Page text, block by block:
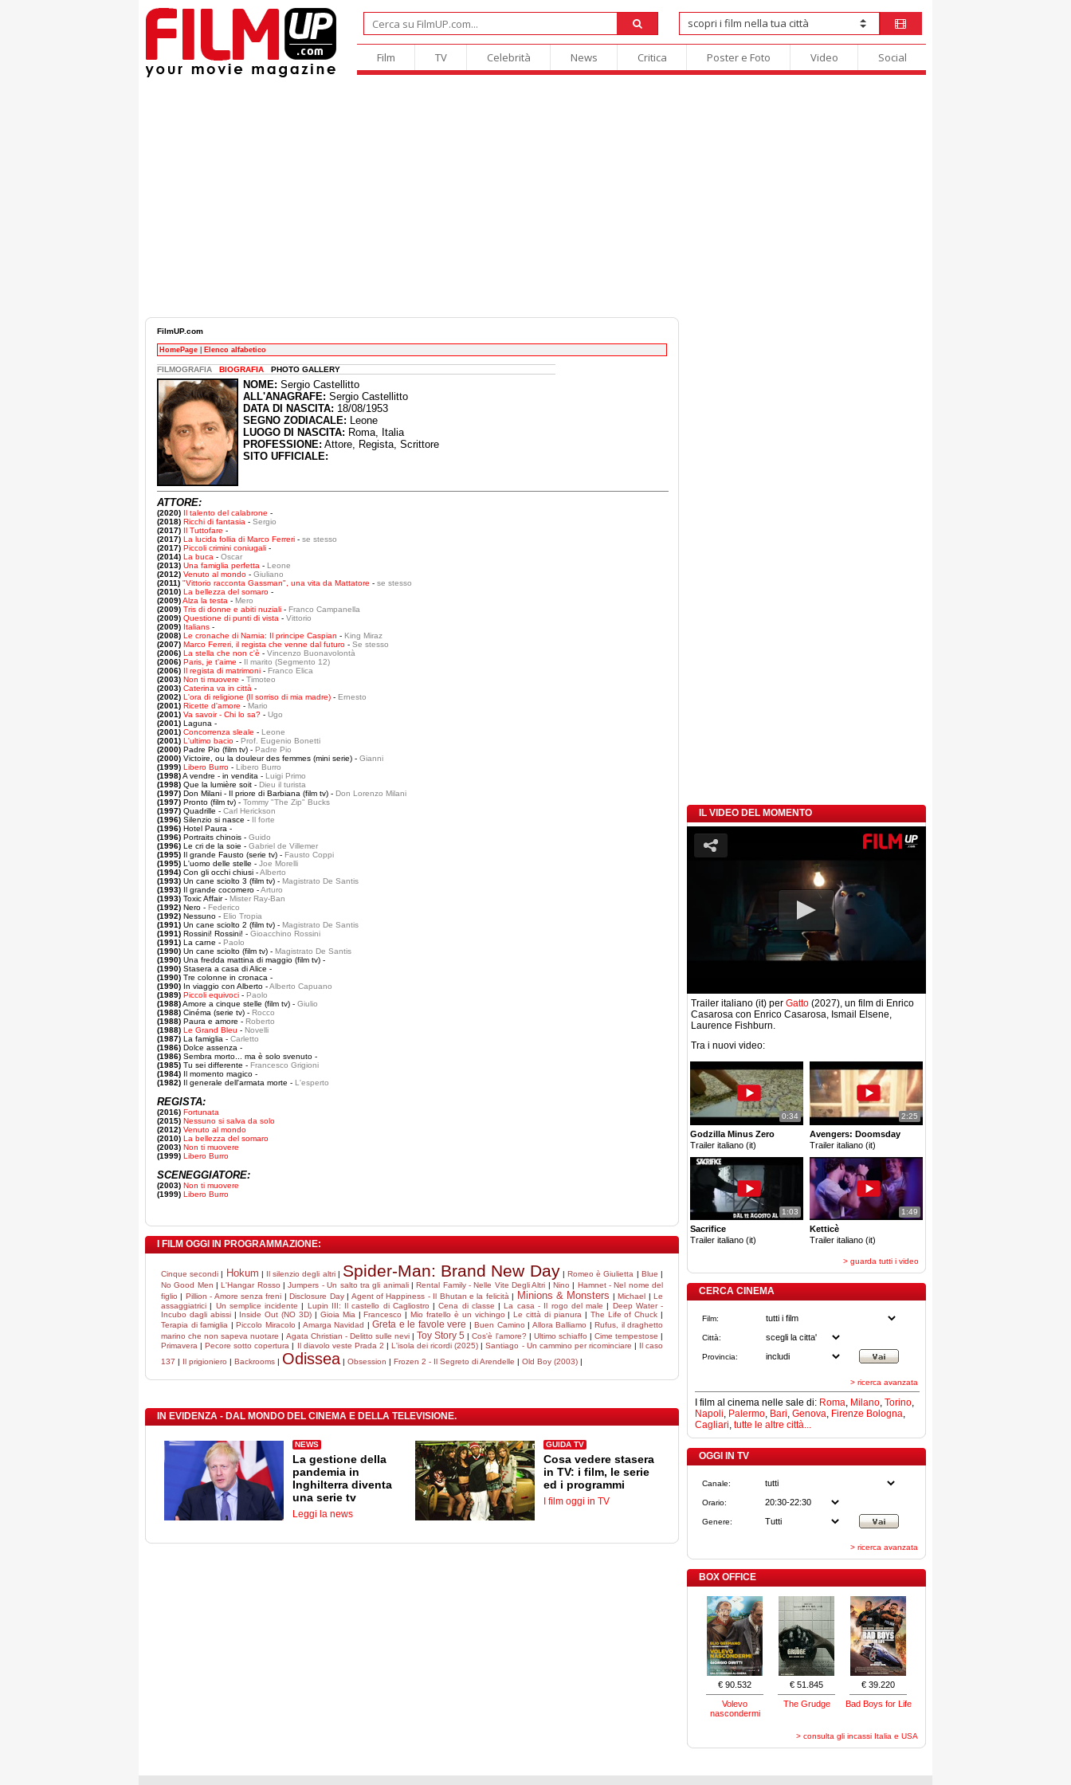
Film TV Celebrità News Critica Poster e Foto Video Social
FilmUP.com
HomePage Elenco alfabetico
FILMOGRAFIA BIOGRAFIA PHOTO GALLERY
NOME: Sergio Castellitto
ALL'ANAGRAFE: Sergio Castellitto
DATA DI NASCITA: 18/08/1953
SEGNO ZODIACALE: Leone
LUOGO DI NASCITA: Roma, Italia
PROFESSIONE: Attore, Regista, Scrittore
SITO UFFICIALE:
ATTORE:
(2020) Il talento del calabrone -
(2018) Ricchi di fantasia - Sergio
(2017) Il Tuttofare -
(2017) La lucida follia di Marco Ferreri - se stesso
(2017) Piccoli crimini coniugali -
(2014) La buca - Oscar
(2013) Una famiglia perfetta - Leone
(2012) Venuto al mondo - Giuliano
(2011) "Vittorio racconta Gassman", una vita da Mattatore - se stesso
(2010) La bellezza del somaro -
(2009)Alza la testa - Mero
(2009) Tris di donne e abiti nuziali - Franco Campanella
(2009) Questione di punti di vista - Vittorio
(2009) Italians -
(2008) Le cronache di Narnia: Il principe Caspian - King Miraz
(2007) Marco Ferreri, il regista che venne dal futuro - Se stesso
(2006) La stella che non c'è - Vincenzo Buonavolontà
(2006) Paris, je t'aime - Il marito (Segmento 12)
(2006) Il regista di matrimoni - Franco Elica
(2003) Non ti muovere - Timoteo
(2003) Caterina va in città -
(2002) L'ora di religione (Il sorriso di mia madre) - Ernesto
(2001) Ricette d'amore - Mario
(2001) Va savoir - Chi lo sa? - Ugo
(2001) Laguna -
(2001) Concorrenza sleale - Leone
(2001) L'ultimo bacio - Prof. Eugenio Bonetti
(2000) Padre Pio (film tv) - Padre Pio
(2000) Victoire, ou la douleur des femmes (mini serie) - Gianni
(1999) Libero Burro - Libero Burro
(1998)A vendre - in vendita - Luigi Primo
(1998) Que la lumière soit - Dieu il turista
(1997) Don Milani - Il priore di Barbiana (film tv) - Don Lorenzo Milani
(1997) Pronto (film tv) - Tommy "The Zip" Bucks
(1997) Quadrille - Carl Herickson
(1996) Silenzio si nasce - Il forte
(1996) Hotel Paura -
(1996) Portraits chinois - Guido
(1996) Le cri de la soie - Gabriel de Villemer
(1995) Il grande Fausto (serie tv) - Fausto Coppi
(1995) L'uomo delle stelle - Joe Morelli
(1994) Con gli occhi chiusi -Alberto
(1993) Un cane sciolto 3 (film tv) - Magistrato De Santis
(1993) Il grande cocomero -Arturo
(1993) Toxic Affair - Mister Ray-Ban
(1992) Nero - Federico
(1992) Nessuno - Elio Tropia
(1991) Un cane sciolto 2 (film tv) - Magistrato De Santis
(1991) Rossini! Rossini! - Gioacchino Rossini
(1991) La carne - Paolo
(1990) Un cane sciolto (film tv) - Magistrato De Santis
(1990) Una fredda mattina di maggio (film tv) -
(1990) Stasera a casa di Alice -
(1990) Tre colonne in cronaca -
(1990) In viaggio con Alberto -Alberto Capuano
(1989) Piccoli equivoci - Paolo
(1988)Amore a cinque stelle (film tv) - Giulio
(1988) Cinéma (serie tv) - Rocco
(1988) Paura e amore - Roberto
(1988) Le Grand Bleu - Novelli
(1987) La famiglia - Carletto
(1986) Dolce assenza -
(1986) Sembra morto... ma è solo svenuto -
(1985) Tu sei differente - Francesco Grigioni
(1984) Il momento magico -
(1982) Il generale dell'armata morte - L'esperto
REGISTA:
(2016) Fortunata
(2015) Nessuno si salva da solo
(2012) Venuto al mondo
(2010) La bellezza del somaro
(2003) Non ti muovere
(1999) Libero Burro
SCENEGGIATORE:
(2003) Non ti muovere
(1999) Libero Burro
I FILM OGGI IN PROGRAMMAZIONE:
Cinque secondi | Hokum | Il silenzio degli altri| Spider-Man: Brand New Day |Romeo è Giulietta | Blue |
No Good Men |L'Hangar Rosso |Jumpers - Un salto tra gli animali|Rental Family - Nelle Vite Degli Altri |Nino | Hamnet - Nel nome del
figlio | Pillion - Amore senza freni |Disclosure Day| Agent of Happiness - Il Bhutan e la felicità | Minions & Monsters |Michael |Le
assaggiatrici | Un semplice incidente | Lupin III: Il castello di Cagliostro |Cena di classe |La casa - Il rogo del male | Deep Water -
Incubo dagli abissi| Inside Out (NO 3D) | Gioia Mia |Francesco |Mio fratello è un vichingo |Le città di pianura | The Life of Chuck |
Terapia di famiglia | Piccolo Miracolo | Amarga Navidad | Greta e le favole vere | Buen Camino | Allora Balliamo | Rufus, il draghetto
marino che non sapeva nuotare | Agata Christian - Delitto sulle nevi| Toy Story 5 |Cos'è l'amore? | Ultimo schiaffo | Cime tempestose |
Primavera |Pecore sotto copertura | Il diavolo veste Prada 2 |L'isola dei ricordi (2025) |Santiago - Un cammino per ricominciare | Il caso
137 | Il prigioniero | Backrooms | Odissea | Obsession | Frozen 2 - Il Segreto di Arendelle | Old Boy (2003) |
IN EVIDENZA - DAL MONDO DEL CINEMA E DELLA TELEVISIONE.
NEWS
La gestione della
pandemia in
Inghilterra diventa
una serie tv
Leggi la news
GUIDA TV
Cosa vedere stasera
in TV: i film, le serie
ed i programmi
I film oggi in TV
IL VIDEO DEL MOMENTO
Trailer italiano (it) per Gatto (2027), un film di Enrico
Casarosa con Enrico Casarosa, Ismail Elsene,
Laurence Fishburn.
Tra i nuovi video:
0:34
Godzilla Minus Zero
Trailer italiano (it)
2:25
Avengers: Doomsday
Trailer italiano (it)
1:03
Sacrifice
Trailer italiano (it)
1:49
Ketticè
Trailer italiano (it)
> guarda tutti i video
CERCA CINEMA
Film:
Città:
Provincia:
> ricerca avanzata
I film al cinema nelle sale di: Roma, Milano, Torino,
Napoli, Palermo, Bari, Genova, Firenze Bologna,
Cagliari, tutte le altre città...
OGGI IN TV
Canale:
Orario:
Genere:
> ricerca avanzata
BOX OFFICE
€ 90.532
Volevo
nascondermi
€ 51.845
The Grudge
€ 39.220
Bad Boys for Life
> consulta gli incassi Italia e USA